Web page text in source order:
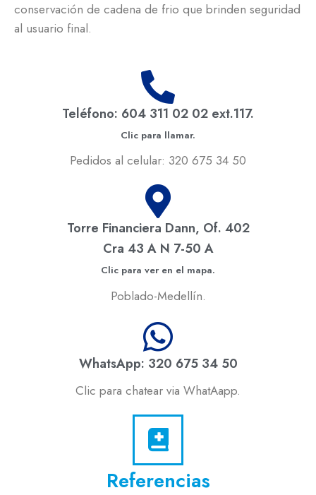
conservación de cadena de frio que brinden seguridad
al usuario final.
Teléfono: 604 311 02 02 ext.117.
Clic para llamar.
Pedidos al celular: 320 675 34 50
Torre Financiera Dann, Of. 402
Cra 43 A N 7-50 A
Clic para ver en el mapa.
Poblado-Medellín.
WhatsApp: 320 675 34 50
Clic para chatear via WhatAapp.
Referencias